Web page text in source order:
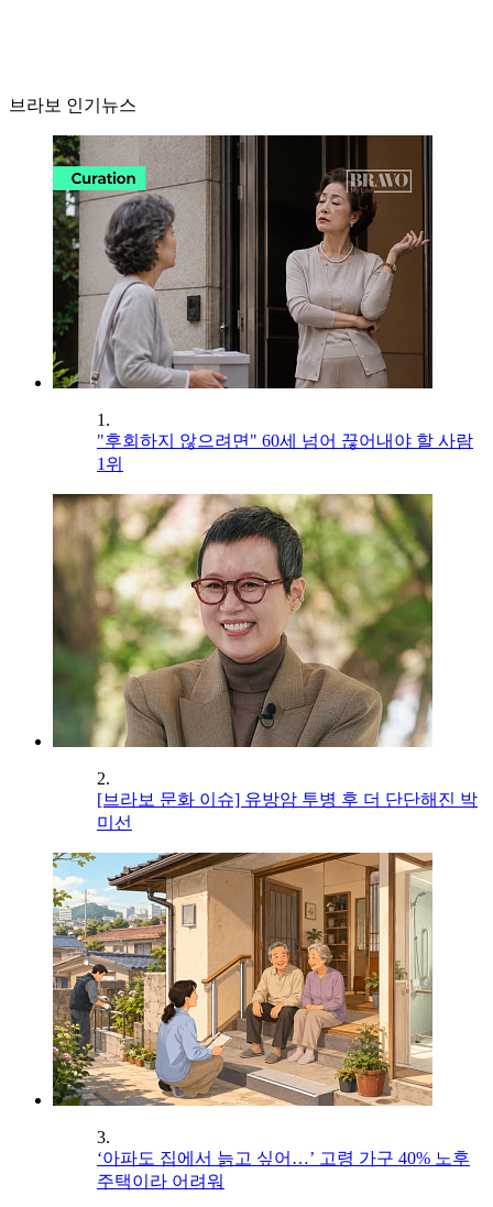
브라보 인기뉴스
1.
"후회하지 않으려면" 60세 넘어 끊어내야 할 사람
1위
2.
[브라보 문화 이슈] 유방암 투병 후 더 단단해진 박
미선
3.
‘아파도 집에서 늙고 싶어…’ 고령 가구 40% 노후
주택이라 어려워